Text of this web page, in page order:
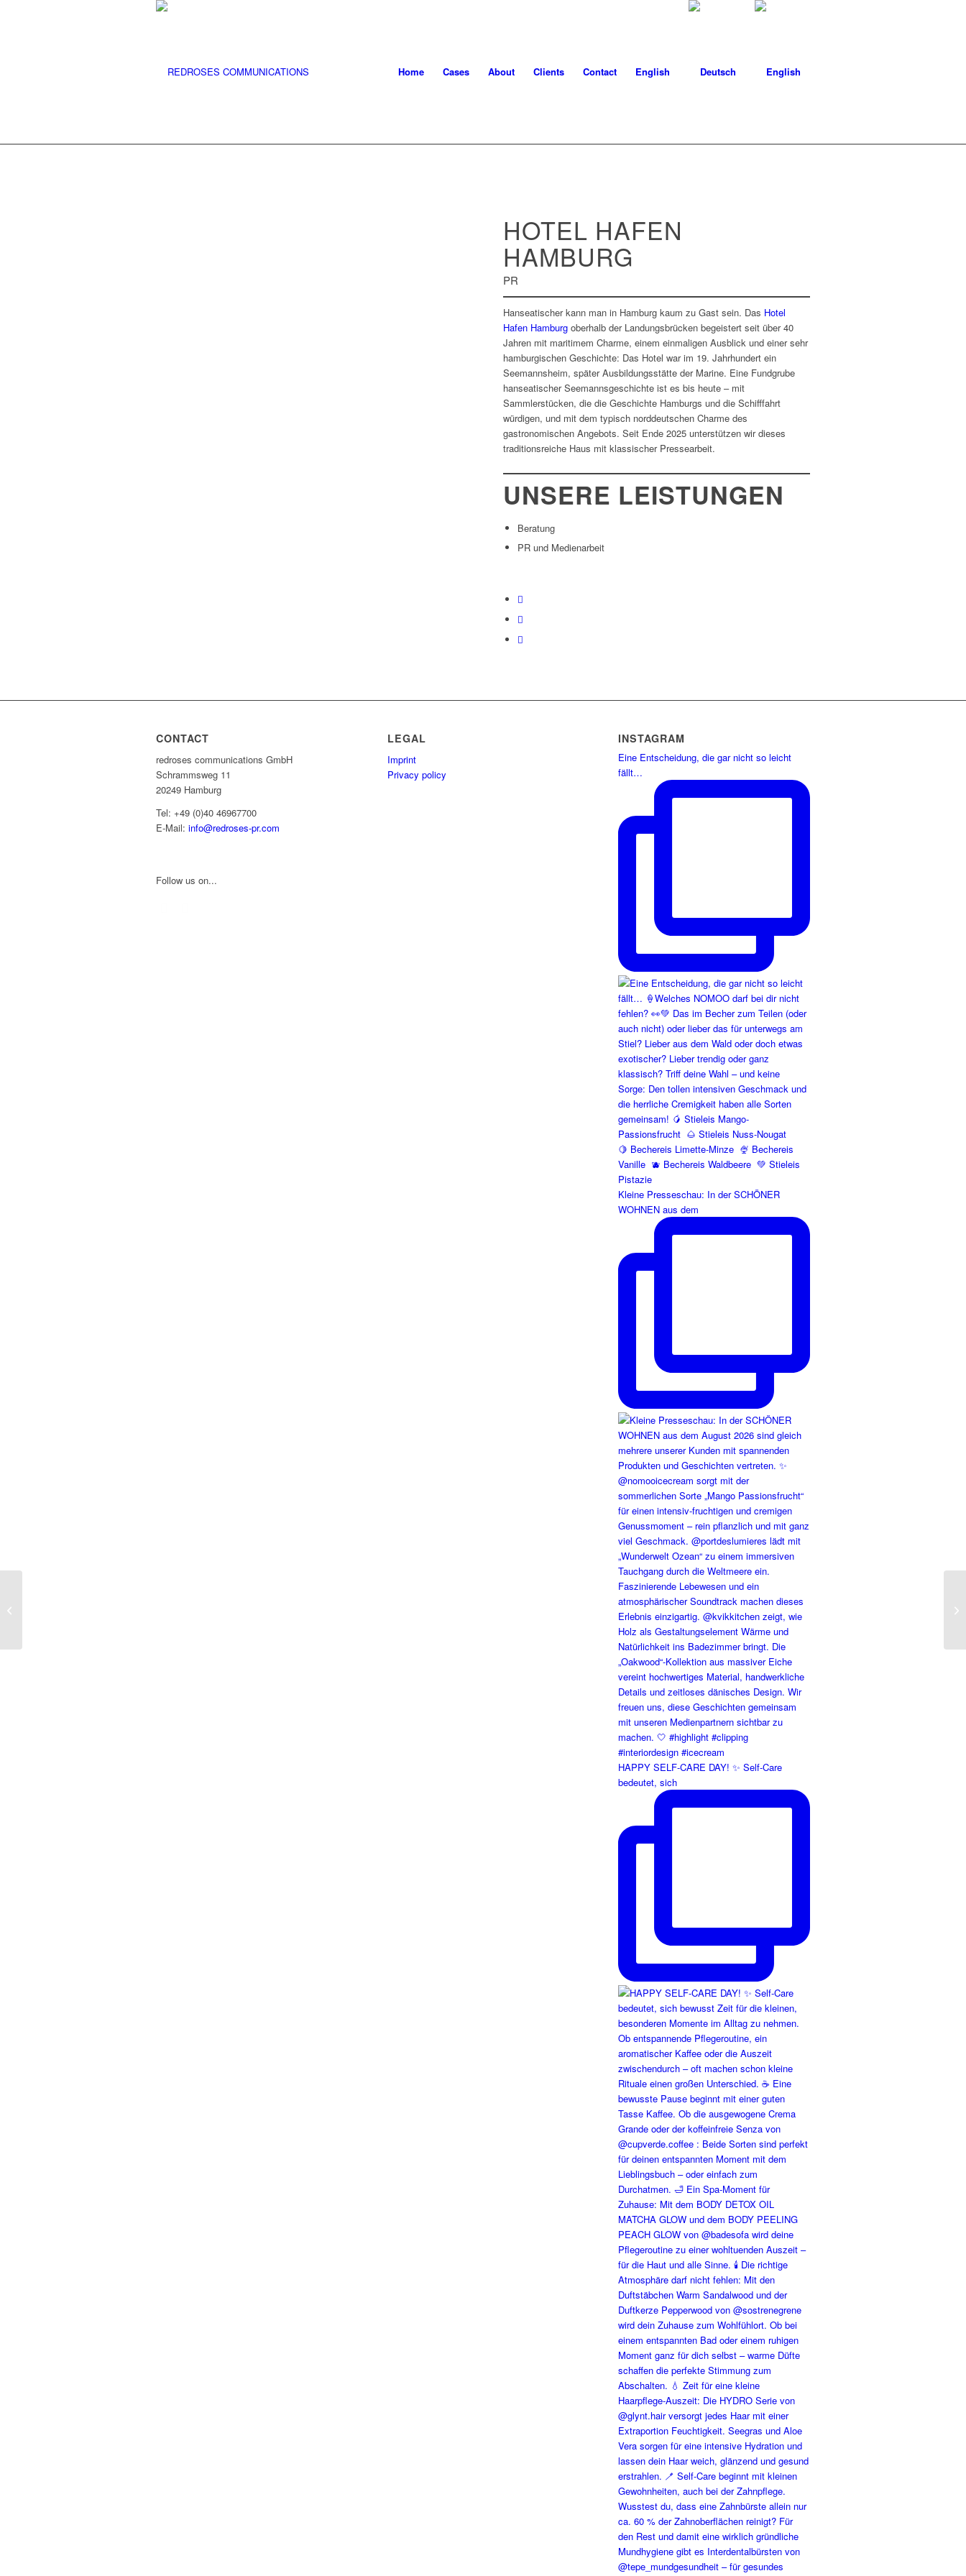
Home Cases About Clients Contact English
HOTEL HAFEN
HAMBURG
PR
Hanseatischer kann man in Hamburg kaum zu Gast sein. Das Hotel
Hafen Hamburg oberhalb der Landungsbrücken begeistert seit über 40
Jahren mit maritimem Charme, einem einmaligen Ausblick und einer sehr
hamburgischen Geschichte: Das Hotel war im 19. Jahrhundert ein
Seemannsheim, später Ausbildungsstätte der Marine. Eine Fundgrube
hanseatischer Seemannsgeschichte ist es bis heute – mit
Sammlerstücken, die die Geschichte Hamburgs und die Schifffahrt
würdigen, und mit dem typisch norddeutschen Charme des
gastronomischen Angebots. Seit Ende 2025 unterstützen wir dieses
traditionsreiche Haus mit klassischer Pressearbeit.
UNSERE LEISTUNGEN
Beratung
PR und Medienarbeit
CONTACT
redroses communications GmbH
Schrammsweg 11
20249 Hamburg
Tel: +49 (0)40 46967700
E-Mail: info@redroses-pr.com
Follow us on...
LEGAL
Imprint
Privacy policy
INSTAGRAM
Eine Entscheidung, die gar nicht so leicht
fällt…
Kleine Presseschau: In der SCHÖNER
WOHNEN aus dem
HAPPY SELF-CARE DAY! ✨ Self-Care
bedeutet, sich